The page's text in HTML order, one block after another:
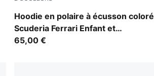
Hoodie en polaire à écusson coloré
Scuderia Ferrari Enfant et
Adolescent
Puma Black
65,00 €